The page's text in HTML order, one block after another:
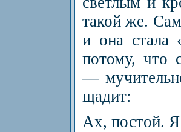
такой же.
и она стала
потому, что
—
щадит:
Ах, постой.